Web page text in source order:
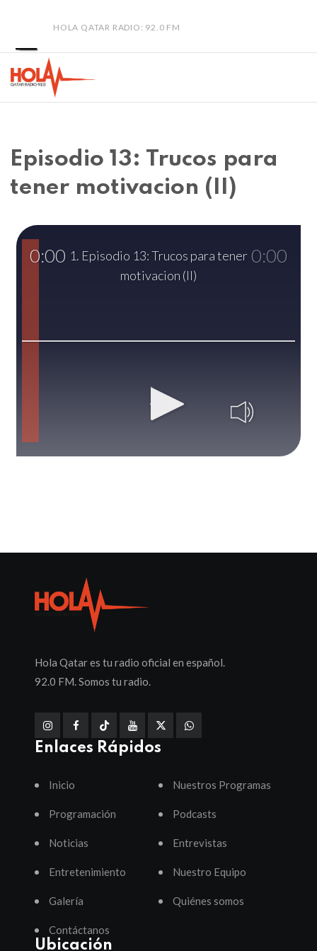
HOLA QATAR RADIO: 92.0 FM
Episodio 13: Trucos para
tener motivacion (II)
1. Episodio 13: Trucos para tener
motivacion (II)
0:00 0:00
Hola Qatar es tu radio oficial en español.
92.0 FM. Somos tu radio.
Enlaces Rápidos
Inicio Nuestros Programas
Programación Podcasts
Noticias Entrevistas
Entretenimiento Nuestro Equipo
Galería Quiénes somos
Contáctanos
Ubicación